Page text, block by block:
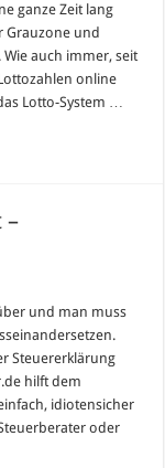
ganze Zeit lang
Grauzone und
auch immer, seit
online
Lotto-System …
–
und man muss
Steuererklärung
hilft dem
idiotensicher
oder